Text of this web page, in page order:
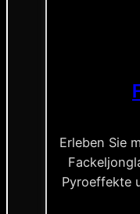
Erleben Sie
Pyroeffekte